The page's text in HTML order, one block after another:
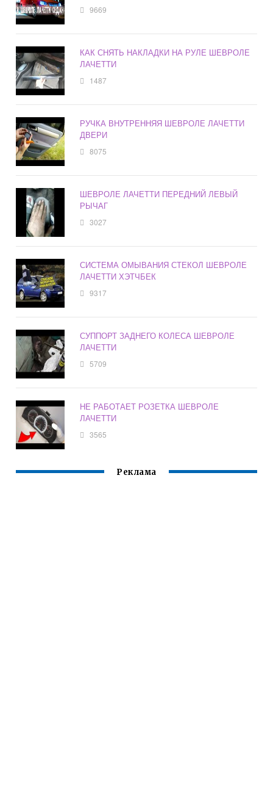
9669
КАК СНЯТЬ НАКЛАДКИ НА РУЛЕ ШЕВРОЛЕ
ЛАЧЕТТИ
1487
РУЧКА ВНУТРЕННЯЯ ШЕВРОЛЕ ЛАЧЕТТИ
ДВЕРИ
8075
ШЕВРОЛЕ ЛАЧЕТТИ ПЕРЕДНИЙ ЛЕВЫЙ
РЫЧАГ
3027
СИСТЕМА ОМЫВАНИЯ СТЕКОЛ ШЕВРОЛЕ
ЛАЧЕТТИ ХЭТЧБЕК
9317
СУППОРТ ЗАДНЕГО КОЛЕСА ШЕВРОЛЕ
ЛАЧЕТТИ
5709
НЕ РАБОТАЕТ РОЗЕТКА ШЕВРОЛЕ
ЛАЧЕТТИ
3565
Реклама